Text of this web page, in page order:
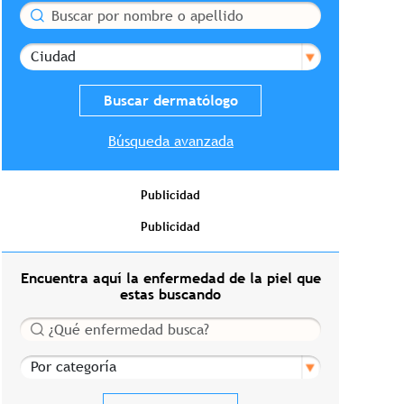
Buscar
Ciudad
Búsqueda avanzada
Publicidad
Publicidad
Encuentra aquí la enfermedad de la piel que
estas buscando
Buscar
Por categoría